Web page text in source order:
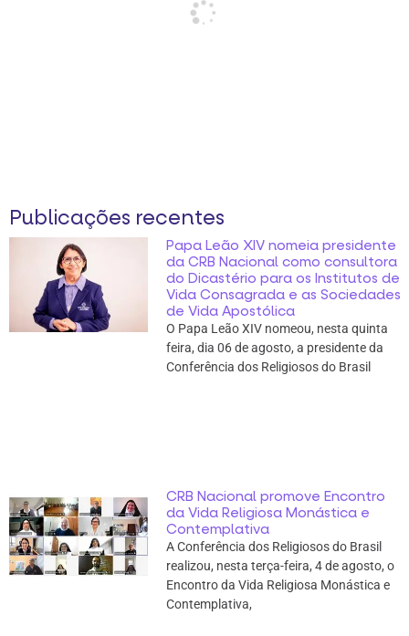
Publicações recentes
Papa Leão XIV nomeia presidente
da CRB Nacional como consultora
do Dicastério para os Institutos de
Vida Consagrada e as Sociedades
de Vida Apostólica
O Papa Leão XIV nomeou, nesta quinta
feira, dia 06 de agosto, a presidente da
Conferência dos Religiosos do Brasil
CRB Nacional promove Encontro
da Vida Religiosa Monástica e
Contemplativa
A Conferência dos Religiosos do Brasil
realizou, nesta terça-feira, 4 de agosto, o
Encontro da Vida Religiosa Monástica e
Contemplativa,